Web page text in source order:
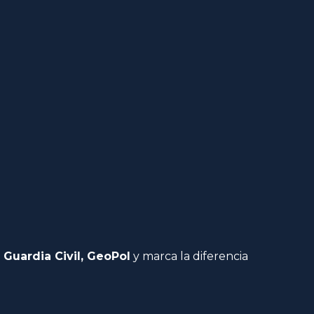
Civil, GeoPol y marca la diferencia